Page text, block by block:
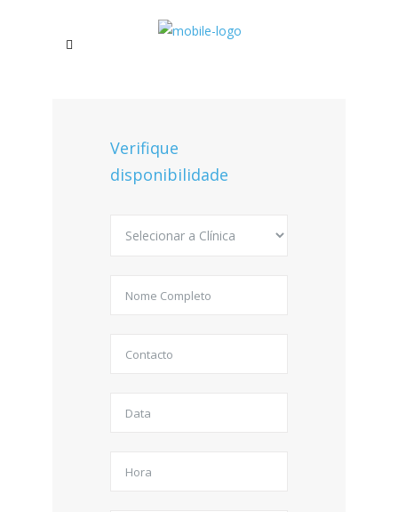
Verifique
disponibilidade